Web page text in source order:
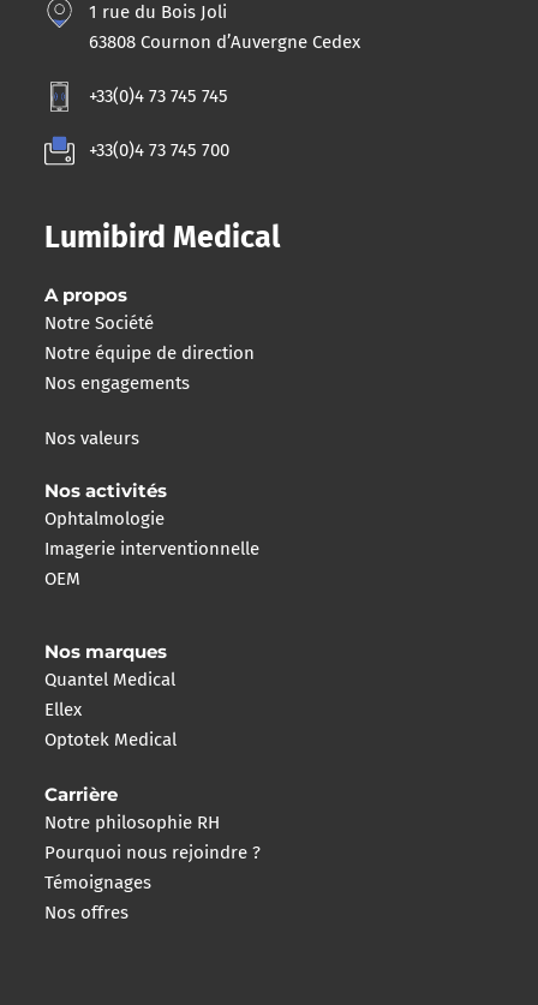
1 rue du Bois Joli
63808 Cournon d’Auvergne Cedex
+33(0)4 73 745 745
+33(0)4 73 745 700
Lumibird Medical
A propos
Notre Société
Notre équipe de direction
Nos engagements
Nos valeurs
Nos activités
Ophtalmologie
Imagerie interventionnelle
OEM
Nos marques
Quantel Medical
Ellex
Optotek Medical
Carrière
Notre philosophie RH
Pourquoi nous rejoindre ?
Témoignages
Nos offres